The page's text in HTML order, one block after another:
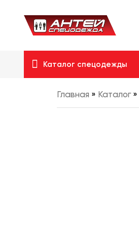
Каталог спецодежды
Главная » Каталог»